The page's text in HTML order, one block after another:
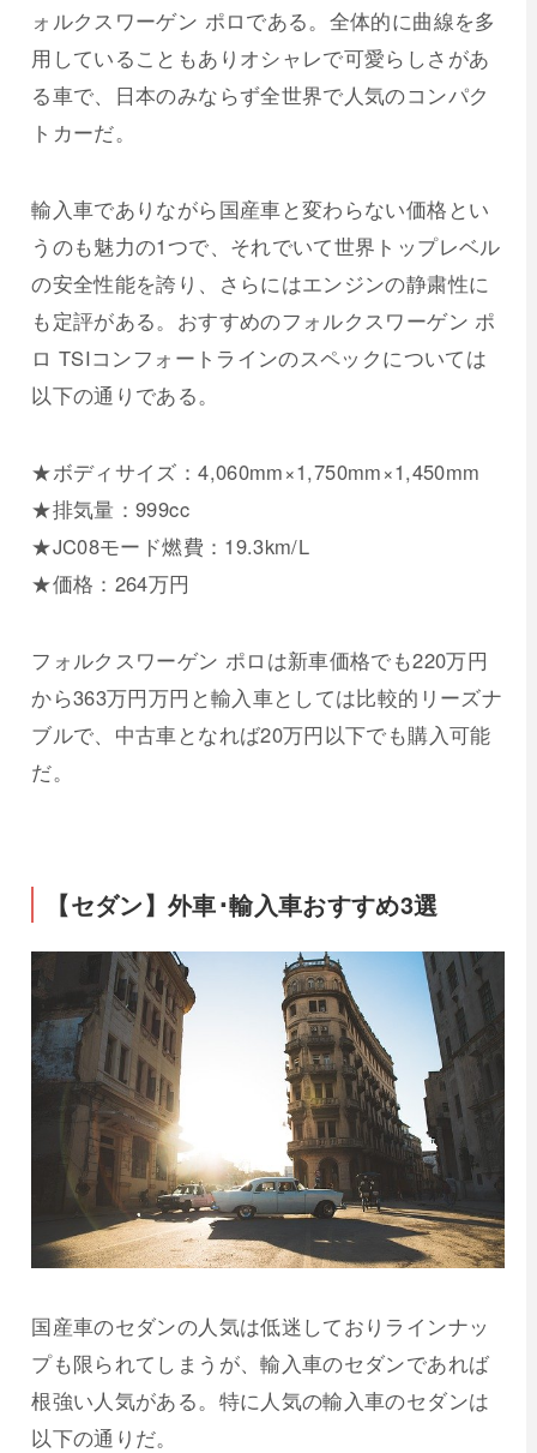
ォルクスワーゲン ポロである。全体的に曲線を多
用していることもありオシャレで可愛らしさがあ
る車で、日本のみならず全世界で人気のコンパク
トカーだ。
輸入車でありながら国産車と変わらない価格とい
うのも魅力の1つで、それでいて世界トップレベル
の安全性能を誇り、さらにはエンジンの静粛性に
も定評がある。おすすめのフォルクスワーゲン ポ
ロ TSIコンフォートラインのスペックについては
以下の通りである。
★ボディサイズ：4,060mm×1,750mm×1,450mm
★排気量：999cc
★JC08モード燃費：19.3km/L
★価格：264万円
フォルクスワーゲン ポロは新車価格でも220万円
から363万円万円と輸入車としては比較的リーズナ
ブルで、中古車となれば20万円以下でも購入可能
だ。
【セダン】外車･輸入車おすすめ3選
国産車のセダンの人気は低迷しておりラインナッ
プも限られてしまうが、輸入車のセダンであれば
根強い人気がある。特に人気の輸入車のセダンは
以下の通りだ。